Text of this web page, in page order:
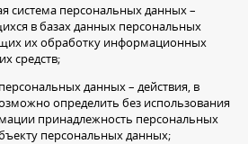
персональных данных –
в базах данных персональных
их обработку информационных
средств;
данных – действия, в
определить без использования
принадлежность персональных
персональных данных;